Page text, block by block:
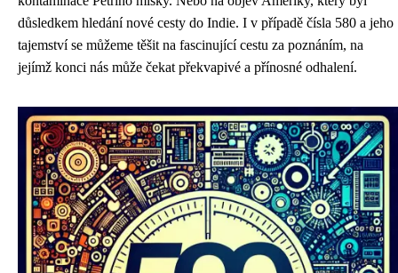
důsledkem hledání nové cesty do Indie. I v případě čísla 580 a jeho
tajemství se můžeme těšit na fascinující cestu za poznáním, na
jejímž konci nás může čekat překvapivé a přínosné odhalení.